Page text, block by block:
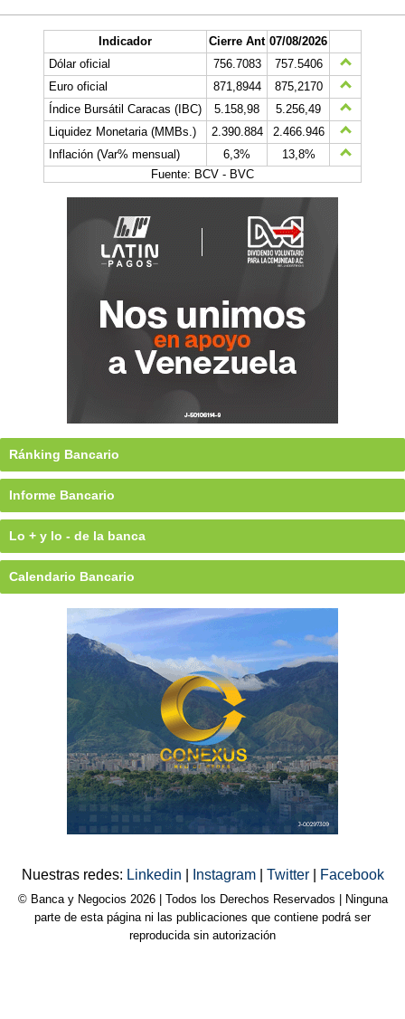
Indicador Cierre Ant 07/08/2026
Dólar oficial
756.7083
757.5406
Euro oficial
871,8944
875,2170
Índice Bursátil Caracas (IBC)
5.158,98
5.256,49
Liquidez Monetaria (MMBs.)
2.390.884
2.466.946
Inflación (Var% mensual)
6,3%
13,8%
Fuente: BCV - BVC
Ránking Bancario
Informe Bancario
Lo + y lo - de la banca
Calendario Bancario
Nuestras redes: Linkedin Instagram Twitter Facebook
© Banca y Negocios 2026 | Todos los Derechos Reservados | Ninguna
parte de esta página ni las publicaciones que contiene podrá ser
reproducida sin autorización